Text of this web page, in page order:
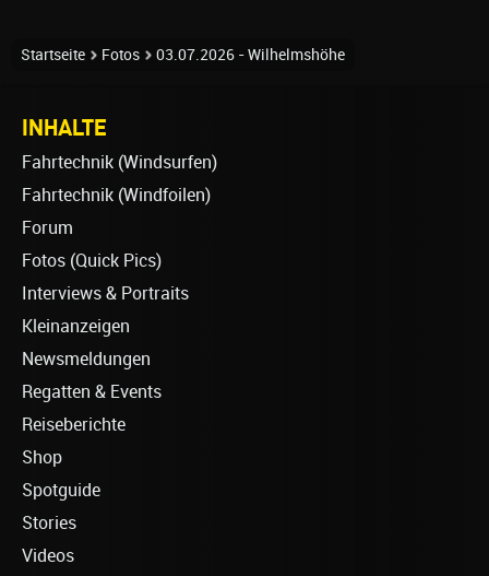
Startseite Fotos 03.07.2026 - Wilhelmshöhe
INHALTE
Fahrtechnik (Windsurfen)
Fahrtechnik (Windfoilen)
Forum
Fotos (Quick Pics)
Interviews & Portraits
Kleinanzeigen
Newsmeldungen
Regatten & Events
Reiseberichte
Shop
Spotguide
Stories
Videos